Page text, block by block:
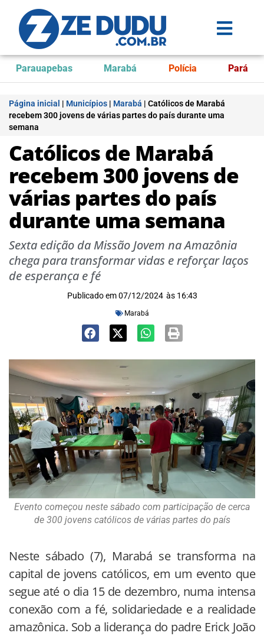
Parauapebas Marabá Polícia Pará
Página inicial | Municípios | Marabá | Católicos de Marabá
recebem 300 jovens de várias partes do país durante uma
semana
Católicos de Marabá
recebem 300 jovens de
várias partes do país
durante uma semana
Sexta edição da Missão Jovem na Amazônia
chega para transformar vidas e reforçar laços
de esperança e fé
Publicado em 07/12/2024 às 16:43
Marabá
Evento começou neste sábado com participação de cerca
de 300 jovens católicos de várias partes do país
Neste sábado (7), Marabá se transforma na
capital de jovens católicos, em um evento que
segue até o dia 15 de dezembro, numa intensa
conexão com a fé, solidariedade e a realidade
amazônica. Sob a liderança do padre Erick João